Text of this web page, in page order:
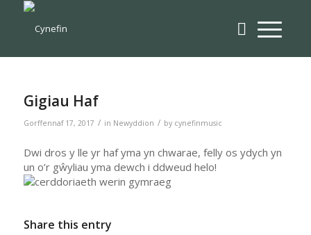
Gigiau Haf
Gorffennaf 17, 2017 / in Newyddion / by cynefinmusic
Dwi dros y lle yr haf yma yn chwarae, felly os ydych yn
un o’r gŵyliau yma dewch i ddweud helo!
Share this entry